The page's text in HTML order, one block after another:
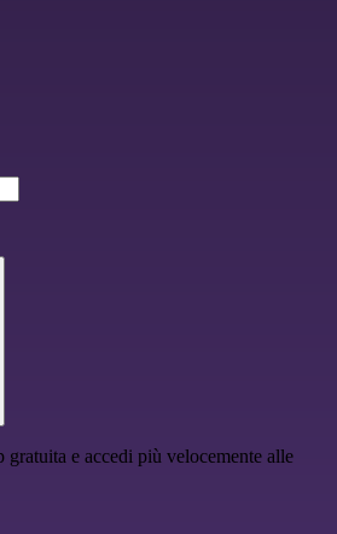
gratuita e accedi più velocemente alle